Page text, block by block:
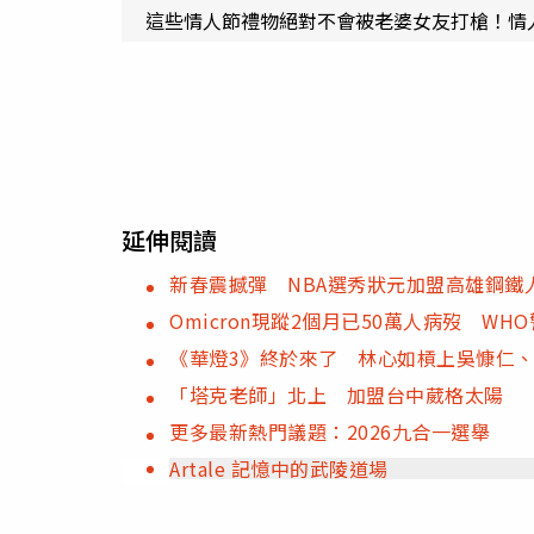
這些情人節禮物絕對不會被老婆女友打槍！
延伸閱讀
新春震撼彈 NBA選秀狀元加盟高雄鋼鐵
Omicron現蹤2個月已50萬人病歿 WHO
《華燈3》終於來了 林心如槓上吳慷仁
「塔克老師」北上 加盟台中葳格太陽
更多最新熱門議題：2026九合一選舉
Artale 記憶中的武陵道場